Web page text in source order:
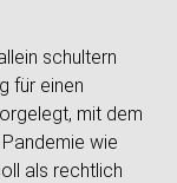
schultern
für einen
mit dem
wie
als rechtlich